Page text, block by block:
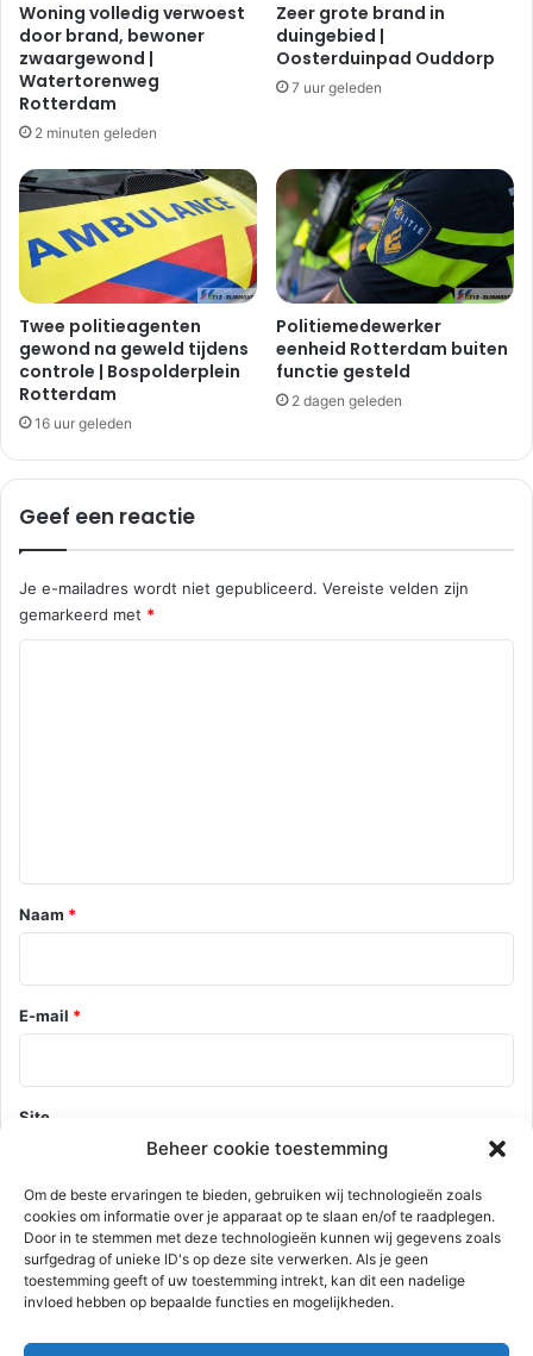
Beheer cookie toestemming
Om de beste ervaringen te bieden, gebruiken wij technologieën zoals
cookies om informatie over je apparaat op te slaan en/of te raadplegen.
Door in te stemmen met deze technologieën kunnen wij gegevens zoals
surfgedrag of unieke ID's op deze site verwerken. Als je geen
toestemming geeft of uw toestemming intrekt, kan dit een nadelige
invloed hebben op bepaalde functies en mogelijkheden.
Woning volledig verwoest
door brand, bewoner
zwaargewond |
Watertorenweg
Rotterdam
2 minuten geleden
Zeer grote brand in
duingebied |
Oosterduinpad Ouddorp
7 uur geleden
Twee politieagenten
gewond na geweld tijdens
controle | Bospolderplein
Rotterdam
16 uur geleden
Politiemedewerker
eenheid Rotterdam buiten
functie gesteld
2 dagen geleden
Geef een reactie
Je e-mailadres wordt niet gepubliceerd. Vereiste velden zijn
gemarkeerd met *
*
Naam *
E-mail *
Site
Mijn naam, e-mail en site opslaan in deze browser voor de
volgende keer wanneer ik een reactie plaats.